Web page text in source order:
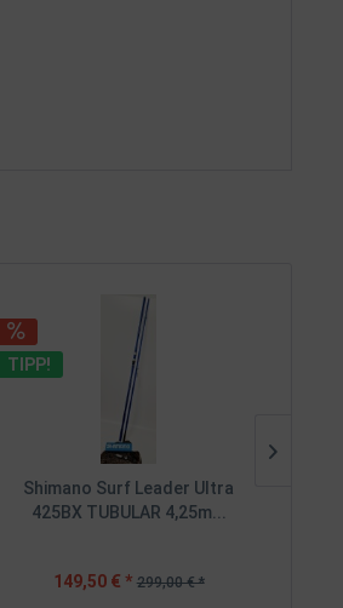
TIPP!
Shimano Surf Leader Ultra
425BX TUBULAR 4,25m...
149,50 € * 299,00 € *